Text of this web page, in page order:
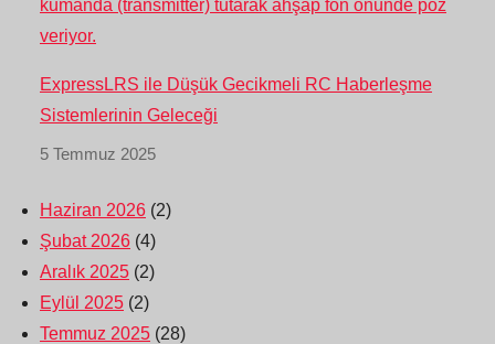
ExpressLRS ile Düşük Gecikmeli RC Haberleşme
Sistemlerinin Geleceği
5 Temmuz 2025
Haziran 2026 (2)
Şubat 2026 (4)
Aralık 2025 (2)
Eylül 2025 (2)
Temmuz 2025 (28)